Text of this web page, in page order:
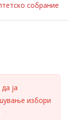
собрание
ја
избори